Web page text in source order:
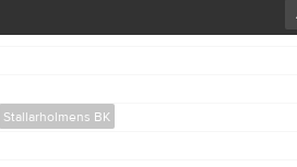
Stallarholmens BK